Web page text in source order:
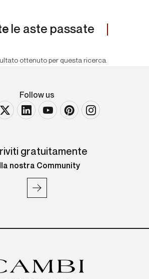
le aste passate
ottenuto per questa ricerca.
Follow us
gratuitamente
nostra Community